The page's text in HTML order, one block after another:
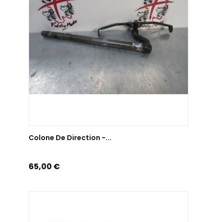
Colone De Direction -...
Prix
65,00 €